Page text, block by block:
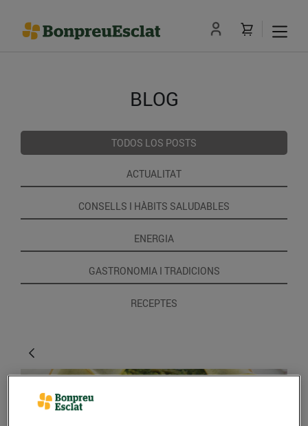
BLOG
TODOS LOS POSTS
ACTUALITAT
CONSELLS I HÀBITS SALUDABLES
ENERGIA
GASTRONOMIA I TRADICIONS
RECEPTES